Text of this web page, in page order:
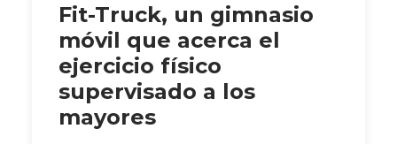
Fit-Truck, un gimnasio
móvil que acerca el
ejercicio físico
supervisado a los
mayores